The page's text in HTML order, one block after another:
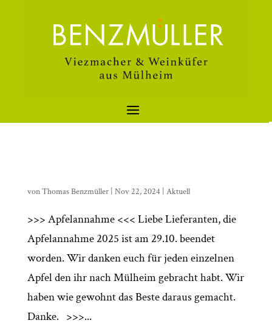
vonThomas Benzmüller| Nov 22, 2024 Aktuell
>>> Apfelannahme <<< Liebe Lieferanten, die
Apfelannahme 2025 ist am 29.10. beendet
worden. Wir danken euch für jeden einzelnen
Apfel den ihr nach Mülheim gebracht habt. Wir
haben wie gewohnt das Beste daraus gemacht.
Danke. >>>...